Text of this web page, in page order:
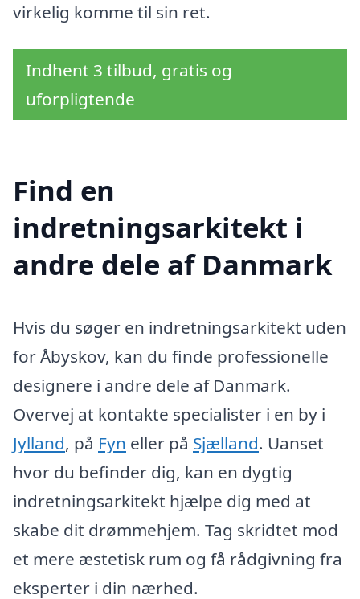
virkelig komme til sin ret.
Indhent 3 tilbud, gratis og
uforpligtende
Find en
indretningsarkitekt i
andre dele af Danmark
Hvis du søger en indretningsarkitekt uden
for Åbyskov, kan du finde professionelle
designere i andre dele af Danmark.
Overvej at kontakte specialister i en by i
Jylland, på Fyn eller på Sjælland. Uanset
hvor du befinder dig, kan en dygtig
indretningsarkitekt hjælpe dig med at
skabe dit drømmehjem. Tag skridtet mod
et mere æstetisk rum og få rådgivning fra
eksperter i din nærhed.